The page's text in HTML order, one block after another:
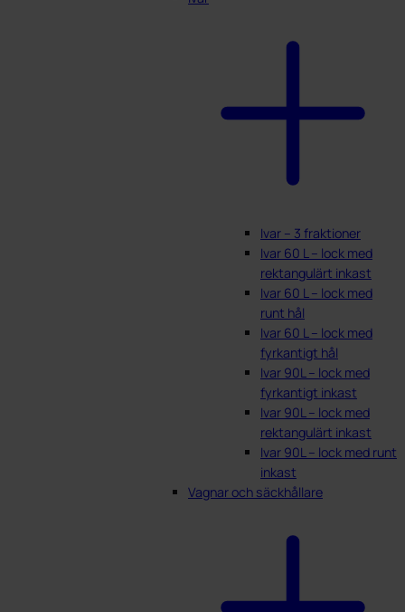
Ivar – 3 fraktioner
Ivar 60 L – lock med
rektangulärt inkast
Ivar 60 L – lock med
runt hål
Ivar 60 L – lock med
fyrkantigt hål
Ivar 90L – lock med
fyrkantigt inkast
Ivar 90L – lock med
rektangulärt inkast
Ivar 90L – lock med runt
inkast
Vagnar och säckhållare